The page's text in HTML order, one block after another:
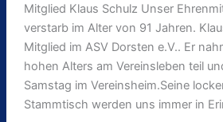
Mitglied Klaus Schulz Unser
verstarb im Alter von 91 Jahren.
Mitglied im ASV Dorsten e.V.. Er
hohen Alters am Vereinsleben teil
Samstag im Vereinsheim.Seine
Stammtisch werden uns immer in